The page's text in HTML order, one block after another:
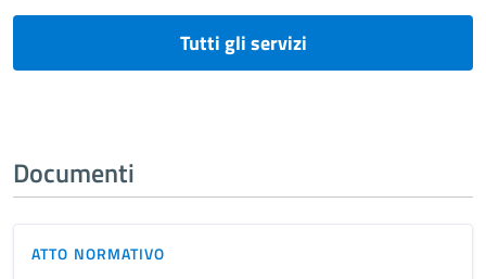
Tutti gli servizi
Documenti
ATTO NORMATIVO